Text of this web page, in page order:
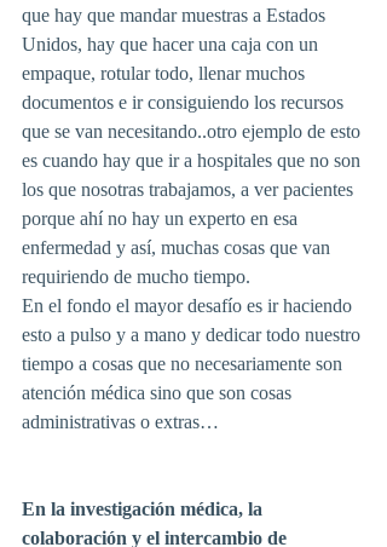
que hay que mandar muestras a Estados
Unidos, hay que hacer una caja con un
empaque, rotular todo, llenar muchos
documentos e ir consiguiendo los recursos
que se van necesitando..otro ejemplo de esto
es cuando hay que ir a hospitales que no son
los que nosotras trabajamos, a ver pacientes
porque ahí no hay un experto en esa
enfermedad y así, muchas cosas que van
requiriendo de mucho tiempo.
En el fondo el mayor desafío es ir haciendo
esto a pulso y a mano y dedicar todo nuestro
tiempo a cosas que no necesariamente son
atención médica sino que son cosas
administrativas o extras…
En la investigación médica, la
colaboración y el intercambio de